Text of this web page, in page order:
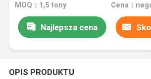
MOQ：1,5 tony Cena：
Najlepsza cena
OPIS PRODUKTU